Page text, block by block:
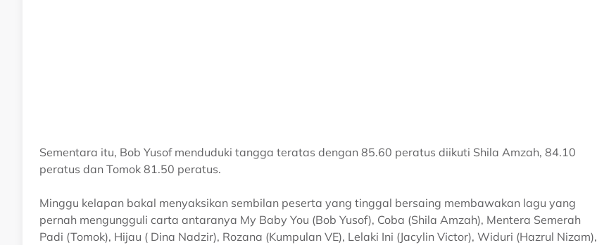
Sementara itu, Bob Yusof menduduki tangga teratas dengan 85.60 peratus diikuti Shila Amzah, 84.10
peratus dan Tomok 81.50 peratus.
Minggu kelapan bakal menyaksikan sembilan peserta yang tinggal bersaing membawakan lagu yang
pernah mengungguli carta antaranya My Baby You (Bob Yusof), Coba (Shila Amzah), Mentera Semerah
Padi (Tomok), Hijau ( Dina Nadzir), Rozana (Kumpulan VE), Lelaki Ini (Jacylin Victor), Widuri (Hazrul Nizam),